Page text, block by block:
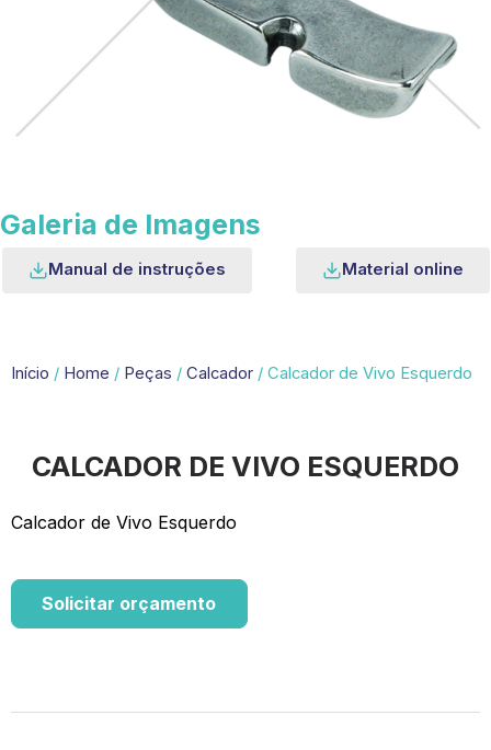
Galeria de Imagens
Manual de instruções Material online
Início / Home / Peças / Calcador / Calcador de Vivo Esquerdo
CALCADOR DE VIVO ESQUERDO
Calcador de Vivo Esquerdo
Solicitar orçamento